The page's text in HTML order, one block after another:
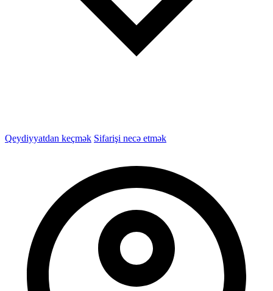
Qeydiyyatdan keçmək Sifarişi necə etmək